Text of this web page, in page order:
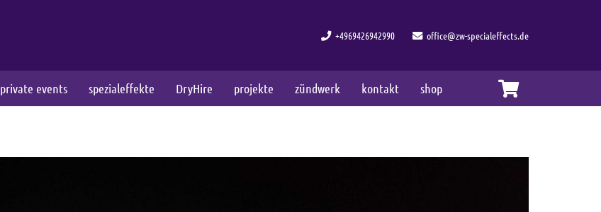
+4969426942990 office@zw-specialeffects.de
private events spezialeffekte DryHire projekte zündwerk kontakt shop